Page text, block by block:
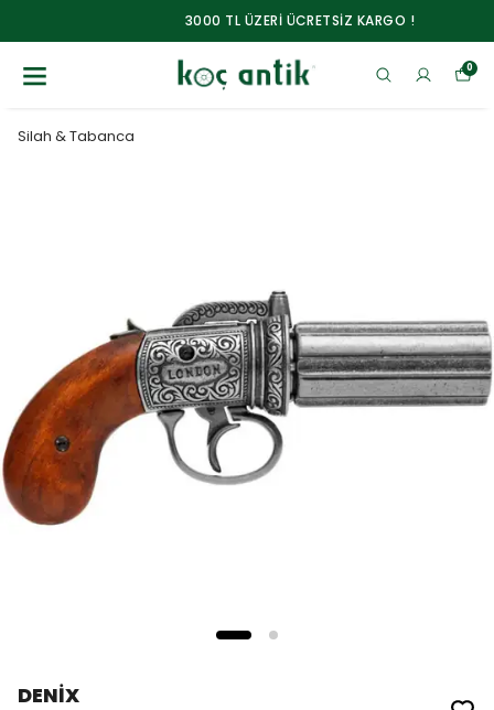
3000 TL ÜZERİ ÜCRETSİZ KARGO !
0
Silah & Tabanca
DENİX